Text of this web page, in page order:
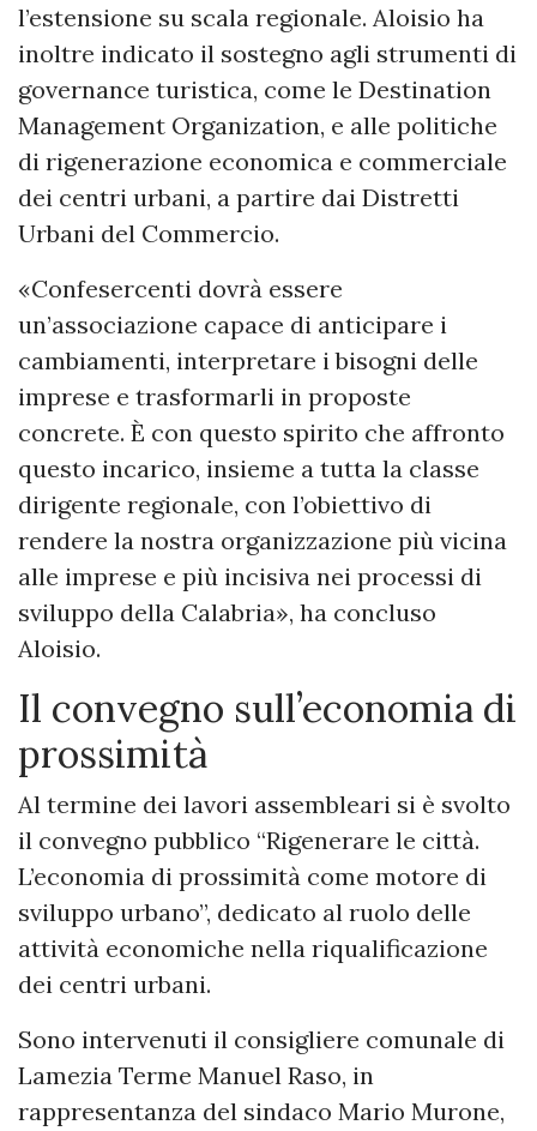
l’estensione su scala regionale. Aloisio ha
inoltre indicato il sostegno agli strumenti di
governance turistica, come le Destination
Management Organization, e alle politiche
di rigenerazione economica e commerciale
dei centri urbani, a partire dai Distretti
Urbani del Commercio.
«Confesercenti dovrà essere
un’associazione capace di anticipare i
cambiamenti, interpretare i bisogni delle
imprese e trasformarli in proposte
concrete. È con questo spirito che affronto
questo incarico, insieme a tutta la classe
dirigente regionale, con l’obiettivo di
rendere la nostra organizzazione più vicina
alle imprese e più incisiva nei processi di
sviluppo della Calabria», ha concluso
Aloisio.
Il convegno sull’economia di
prossimità
Al termine dei lavori assembleari si è svolto
il convegno pubblico “Rigenerare le città.
L’economia di prossimità come motore di
sviluppo urbano”, dedicato al ruolo delle
attività economiche nella riqualificazione
dei centri urbani.
Sono intervenuti il consigliere comunale di
Lamezia Terme Manuel Raso, in
rappresentanza del sindaco Mario Murone,